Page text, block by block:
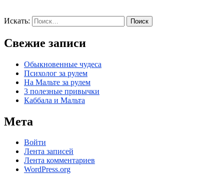
Искать: Поиск
Свежие записи
Обыкновенные чудеса
Психолог за рулем
На Мальте за рулем
3 полезные привычки
Каббала и Мальта
Мета
Войти
Лента записей
Лента комментариев
WordPress.org